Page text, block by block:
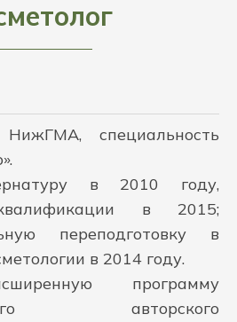
НижГМА, специальность
в 2010 году,
в 2015;
переподготовку в
в 2014 году.
программу
авторского